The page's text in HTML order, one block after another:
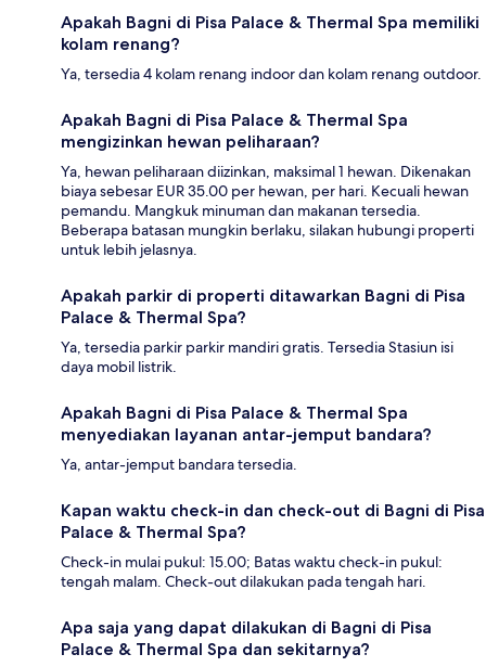
Apakah Bagni di Pisa Palace & Thermal Spa memiliki
kolam renang?
Ya, tersedia 4 kolam renang indoor dan kolam renang outdoor.
Apakah Bagni di Pisa Palace & Thermal Spa
mengizinkan hewan peliharaan?
Ya, hewan peliharaan diizinkan, maksimal 1 hewan. Dikenakan
biaya sebesar EUR 35.00 per hewan, per hari. Kecuali hewan
pemandu. Mangkuk minuman dan makanan tersedia.
Beberapa batasan mungkin berlaku, silakan hubungi properti
untuk lebih jelasnya.
Apakah parkir di properti ditawarkan Bagni di Pisa
Palace & Thermal Spa?
Ya, tersedia parkir parkir mandiri gratis. Tersedia Stasiun isi
daya mobil listrik.
Apakah Bagni di Pisa Palace & Thermal Spa
menyediakan layanan antar-jemput bandara?
Ya, antar-jemput bandara tersedia.
Kapan waktu check-in dan check-out di Bagni di Pisa
Palace & Thermal Spa?
Check-in mulai pukul: 15.00; Batas waktu check-in pukul:
tengah malam. Check-out dilakukan pada tengah hari.
Apa saja yang dapat dilakukan di Bagni di Pisa
Palace & Thermal Spa dan sekitarnya?